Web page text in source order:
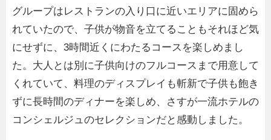
グループはレストランの入り口に近いエリアに固めら
れていたので、子供が物音を立てることもそれほど気
にせずに、3時間近くにわたるコースを楽しめまし
た。大人とは別に子供向けのフルコースまで用意して
くれていて、料理のディスプレイも斬新で子供も飽き
ずに長時間のディナーを楽しめ、さすが一流ホテルの
コンシェルジュのセレクションだと感動しました。